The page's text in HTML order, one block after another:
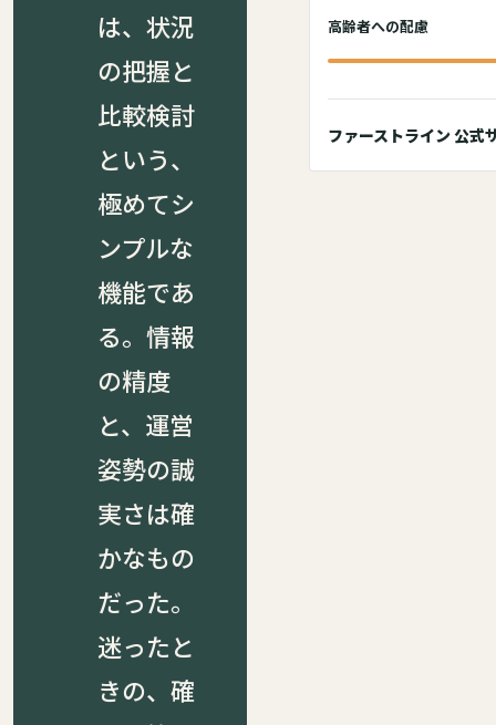
は、状況
の把握と
比較検討
という、
極めてシ
ンプルな
機能であ
る。情報
の精度
と、運営
姿勢の誠
実さは確
かなもの
だった。
迷ったと
きの、確
高齢者への配慮
ファーストライン 公式